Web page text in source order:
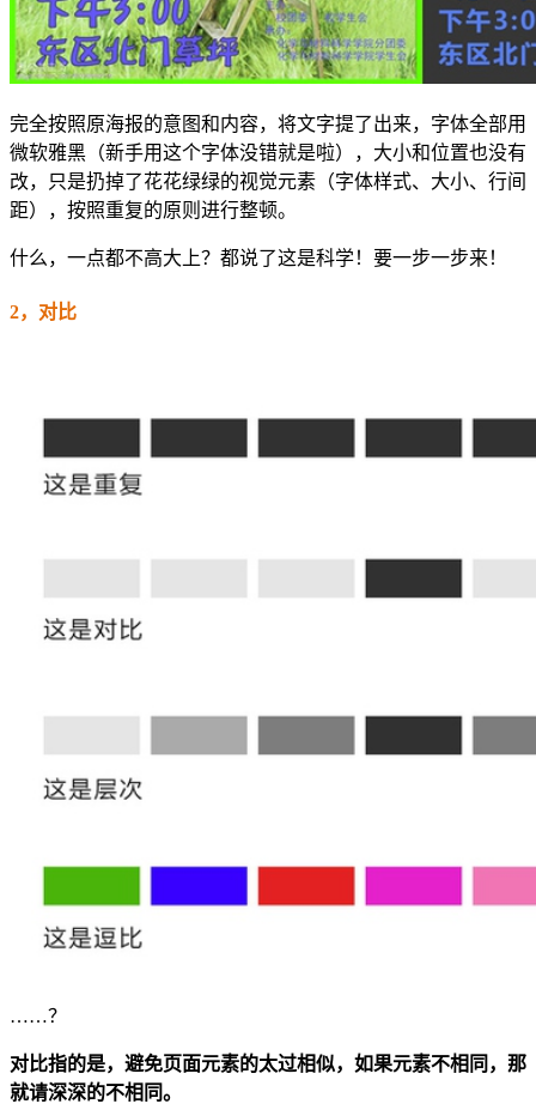
完全按照原海报的意图和内容，将文字提了出来，字体全部用
微软雅黑（新手用这个字体没错就是啦），大小和位置也没有
改，只是扔掉了花花绿绿的视觉元素（字体样式、大小、行间
距），按照重复的原则进行整顿。
什么，一点都不高大上？都说了这是科学！要一步一步来！
2，对比
……？
对比指的是，避免页面元素的太过相似，如果元素不相同，那
就请深深的不相同。